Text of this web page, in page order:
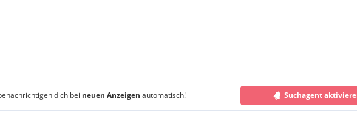
dich bei neuen Anzeigen automatisch! Suchagent